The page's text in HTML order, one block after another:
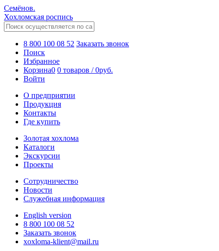
Семёнов.
Хохломская роспись
8 800 100 08 52 Заказать звонок
Поиск
Избранное
Корзина0 0 товаров /0руб.
Войти
О предприятии
Продукция
Контакты
Где купить
Золотая хохлома
Каталоги
Экскурсии
Проекты
Сотрудничество
Новости
Служебная информация
English version
8 800 100 08 52
Заказать звонок
xoxloma-klient@mail.ru